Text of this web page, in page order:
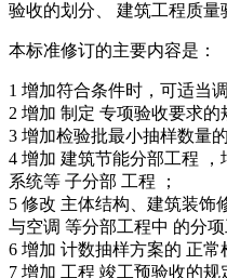
验收的划分、 建筑工程质量
本标准修订的主要内容是：
1 增加符合条件时，可适当
2 增加 制定 专项验收要求的
3 增加检验批最小抽样数量
4 增加 建筑节能分部工程
系统等 子分部 工程 ；
5 修改 主体结构、建筑装饰
与空调 等分部工程中 的分项
6 增加 计数抽样方案的 正常
7 增加 工程 竣工预验收的规